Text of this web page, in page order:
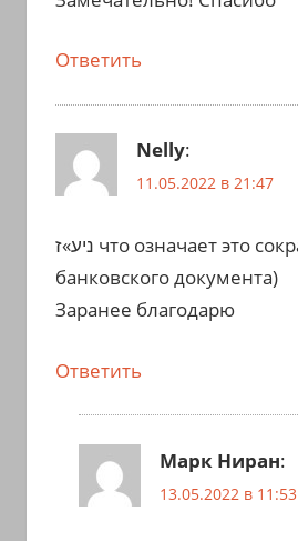
Ответить
Nelly:
11.05.2022 в 21:47
ניע»ז что означает это сокращение? (из
банковского документа)
Заранее благодарю
Ответить
Марк Ниран:
13.05.2022 в 11:53